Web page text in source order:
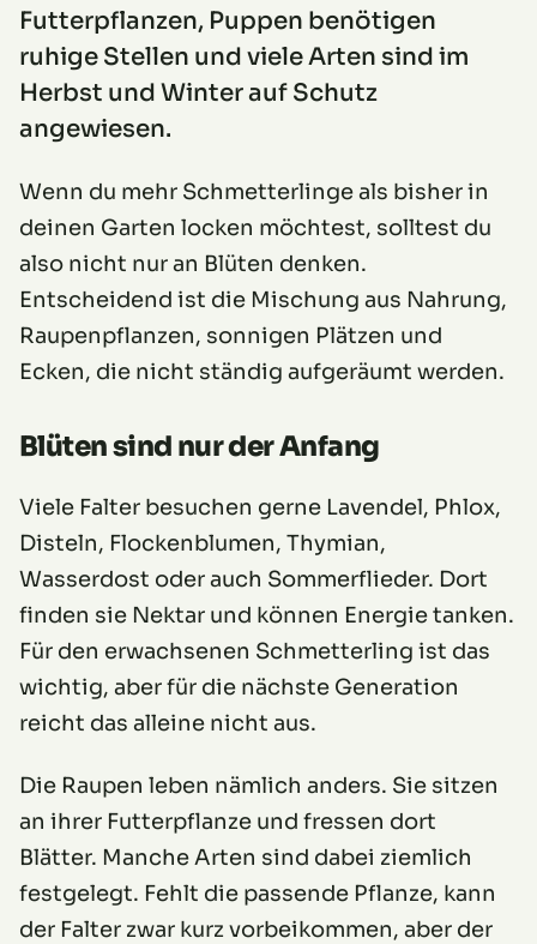
Futterpflanzen, Puppen benötigen
ruhige Stellen und viele Arten sind im
Herbst und Winter auf Schutz
angewiesen.
Wenn du mehr Schmetterlinge als bisher in
deinen Garten locken möchtest, solltest du
also nicht nur an Blüten denken.
Entscheidend ist die Mischung aus Nahrung,
Raupenpflanzen, sonnigen Plätzen und
Ecken, die nicht ständig aufgeräumt werden.
Blüten sind nur der Anfang
Viele Falter besuchen gerne Lavendel, Phlox,
Disteln, Flockenblumen, Thymian,
Wasserdost oder auch Sommerflieder. Dort
finden sie Nektar und können Energie tanken.
Für den erwachsenen Schmetterling ist das
wichtig, aber für die nächste Generation
reicht das alleine nicht aus.
Die Raupen leben nämlich anders. Sie sitzen
an ihrer Futterpflanze und fressen dort
Blätter. Manche Arten sind dabei ziemlich
festgelegt. Fehlt die passende Pflanze, kann
der Falter zwar kurz vorbeikommen, aber der